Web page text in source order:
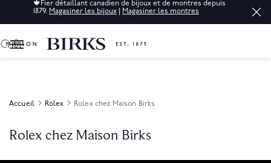
🍁Fier détaillant canadien de bijoux et de montres depuis
1879. Magasiner les bijoux Magasiner les montres
0
Accueil Rolex Rolex chez Maison Birks
Rolex chez Maison Birks